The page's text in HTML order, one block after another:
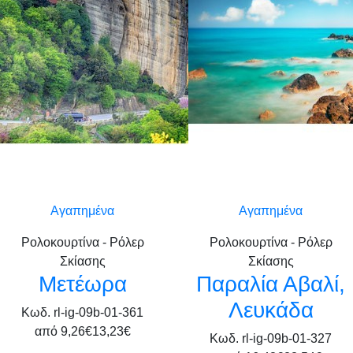
Αγαπημένα
Ρολοκουρτίνα - Ρόλερ
Σκίασης
Μετέωρα
Κωδ. rl-ig-09b-01-361
από 9,26€13,23€
Αγαπημένα
Ρολοκουρτίνα - Ρόλερ
Σκίασης
Παραλία Αβαλί,
Λευκάδα
Κωδ. rl-ig-09b-01-327